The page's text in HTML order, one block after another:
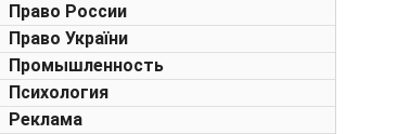
Право России
Право України
Промышленность
Психология
Реклама